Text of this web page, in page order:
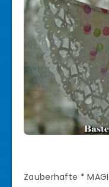
Zauberhafte *